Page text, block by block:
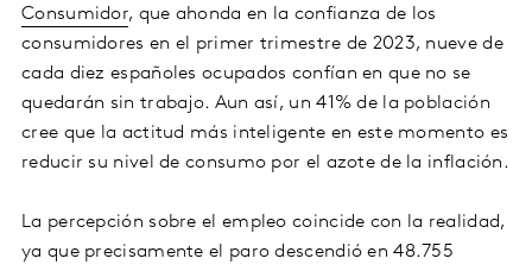
Consumidor, que ahonda en la confianza de los
consumidores en el primer trimestre de 2023, nueve de
cada diez españoles ocupados confían en que no se
quedarán sin trabajo. Aun así, un 41% de la población
cree que la actitud más inteligente en este momento es
reducir su nivel de consumo por el azote de la inflación.
La percepción sobre el empleo coincide con la realidad,
ya que precisamente el paro descendió en 48.755